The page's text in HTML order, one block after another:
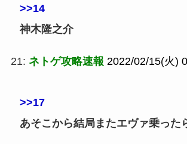
>>14
神木隆之介
21: ネトゲ攻略速報 2022/02/15(火)
>>17
あそこから結局またエヴァ乗った